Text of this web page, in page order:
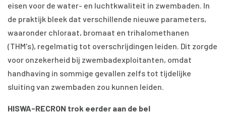
eisen voor de water- en luchtkwaliteit in zwembaden. In
de praktijk bleek dat verschillende nieuwe parameters,
waaronder chloraat, bromaat en trihalomethanen
(THM's), regelmatig tot overschrijdingen leiden. Dit zorgde
voor onzekerheid bij zwembadexploitanten, omdat
handhaving in sommige gevallen zelfs tot tijdelijke
sluiting van zwembaden zou kunnen leiden.
HISWA-RECRON trok eerder aan de bel